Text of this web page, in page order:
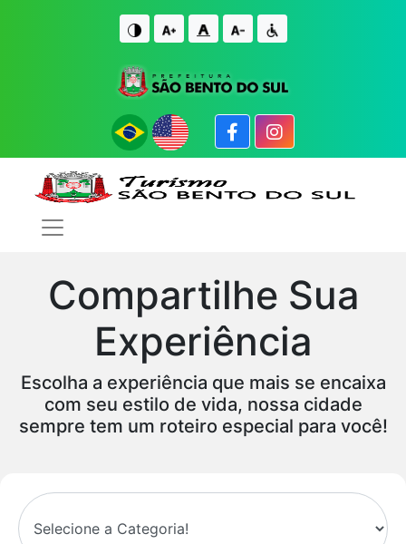
Compartilhe Sua
Experiência
Escolha a experiência que mais se encaixa
com seu estilo de vida, nossa cidade
sempre tem um roteiro especial para você!